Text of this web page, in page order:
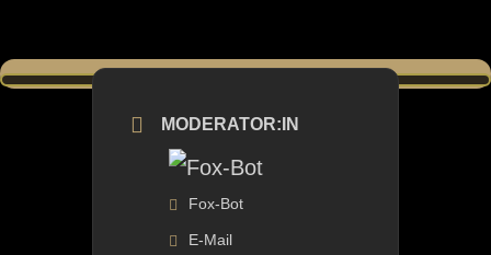
MODERATOR:IN
Fox-Bot
E-Mail